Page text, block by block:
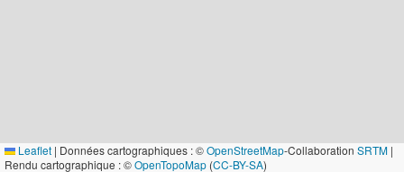
Leaflet | Données cartographiques : ©OpenStreetMap-Collaboration SRTM |
Rendu cartographique : ©OpenTopoMap (CC-BY-SA)